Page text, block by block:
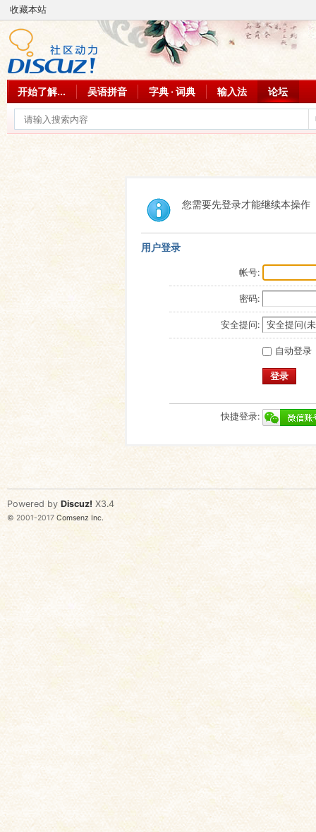
收藏本站
开始了解... 吴语拼音 字典 · 词典 输入法 论坛
您需要先登录才能继续本操作
用户登录
帐号:
密码:
安全提问:
自动登录
登录
快捷登录:
Powered by Discuz! X3.4
© 2001-2017 Comsenz Inc.